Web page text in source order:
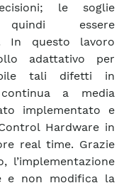
le soglie
essere
In questo lavoro
adattativo per
tali difetti in
a media
implementato e
Hardware in
real time. Grazie
l’implementazione
e non modifica la